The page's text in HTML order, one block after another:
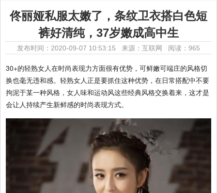
佟丽娅私服太嫩了，条纹卫衣搭白色短
裤好清纯，37岁嫩成高中生
发布时间：2020-09-07 10:53:15 来源：互联网 阅读：965
30+的轻熟女人在时尚表现力方面很有优势，可鲜嫩可端庄的风格切
换也毫无违和感。轻熟女人正是要抓住这种优势，在日常搭配中不要
拘泥于某一种风格，女人味和运动风这些经典风格交换着来，这才是
会让人持续产生新鲜感的时尚表现方式。